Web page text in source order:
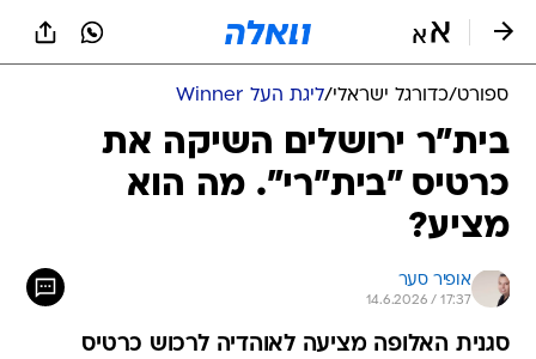
ספורט/כדורגל ישראלי/ליגת העל Winner
בית"ר ירושלים השיקה את
כרטיס "בית"רי". מה הוא
מציע?
אופיר סער
14.6.2026 / 17:37
סגנית האלופה מציעה לאוהדיה לרכוש כרטיס